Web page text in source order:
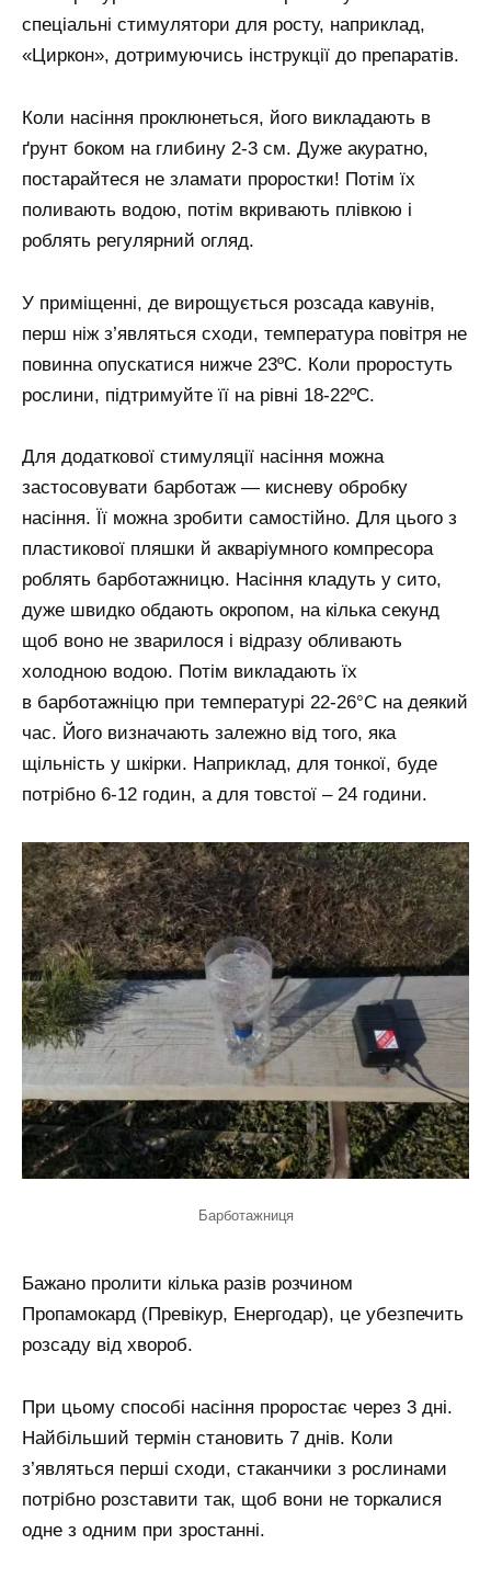
спеціальні стимулятори для росту, наприклад,
«Циркон», дотримуючись інструкції до препаратів.
Коли насіння проклюнеться, його викладають в
ґрунт боком на глибину 2-3 см. Дуже акуратно,
постарайтеся не зламати проростки! Потім їх
поливають водою, потім вкривають плівкою і
роблять регулярний огляд.
У приміщенні, де вирощується розсада кавунів,
перш ніж з’являться сходи, температура повітря не
повинна опускатися нижче 23ºС. Коли проростуть
рослини, підтримуйте її на рівні 18-22ºС.
Для додаткової стимуляції насіння можна
застосовувати барботаж — кисневу обробку
насіння. Її можна зробити самостійно. Для цього з
пластикової пляшки й акваріумного компресора
роблять барботажницю. Насіння кладуть у сито,
дуже швидко обдають окропом, на кілька секунд
щоб воно не зварилося і відразу обливають
холодною водою. Потім викладають їх
в барботажніцю при температурі 22-26°C на деякий
час. Його визначають залежно від того, яка
щільність у шкірки. Наприклад, для тонкої, буде
потрібно 6-12 годин, а для товстої – 24 години.
Барботажниця
Бажано пролити кілька разів розчином
Пропамокард (Превікур, Енергодар), це убезпечить
розсаду від хвороб.
При цьому способі насіння проростає через 3 дні.
Найбільший термін становить 7 днів. Коли
з’являться перші сходи, стаканчики з рослинами
потрібно розставити так, щоб вони не торкалися
одне з одним при зростанні.